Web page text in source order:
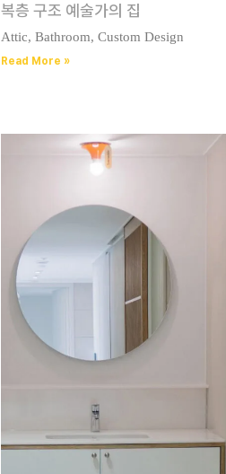
복층 구조 예술가의 집
Attic, Bathroom, Custom Design
Read More »